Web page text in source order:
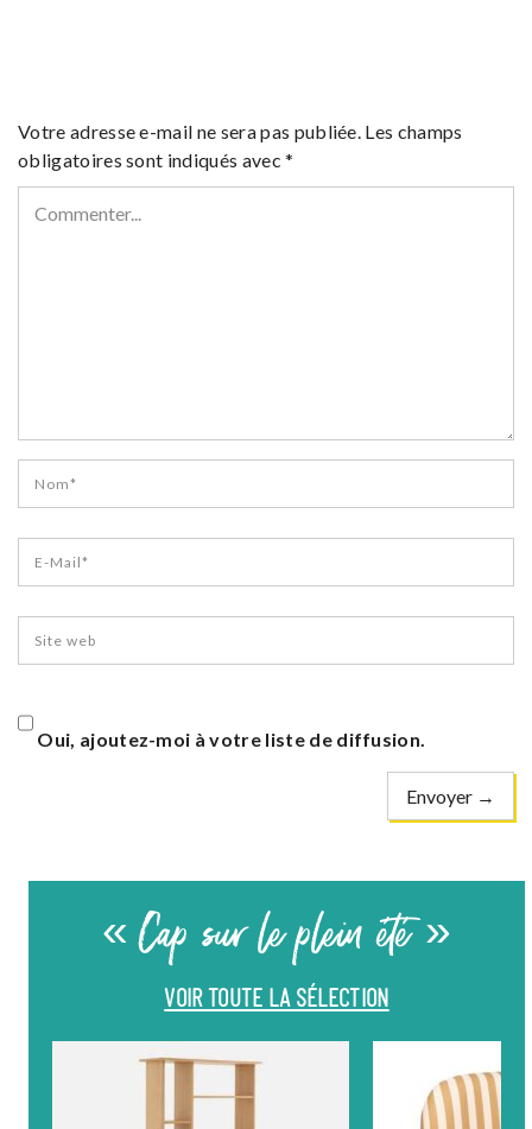
Votre adresse e-mail ne sera pas publiée. Les champs
obligatoires sont indiqués avec*
Oui, ajoutez-moi à votre liste de diffusion.
« Cap sur le plein été »
VOIR TOUTE LA SÉLECTION